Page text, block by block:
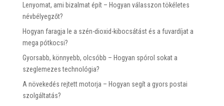
Lenyomat, ami bizalmat épít – Hogyan válasszon tökéletes
névbélyegzőt?
Hogyan faragja le a szén-dioxid-kibocsátást és a fuvardíjat a
mega pótkocsi?
Gyorsabb, könnyebb, olcsóbb – Hogyan spórol sokat a
szeglemezes technológia?
A növekedés rejtett motorja – Hogyan segít a gyors postai
szolgáltatás?